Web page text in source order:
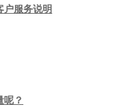
户服务说明
呢？